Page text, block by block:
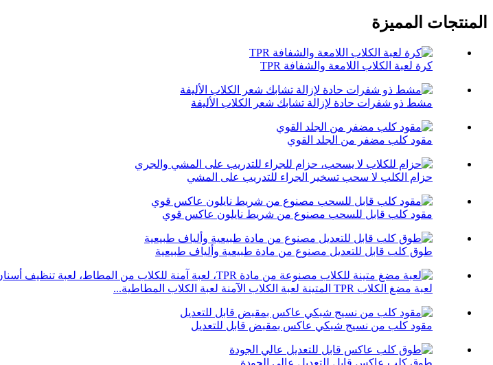
المنتجات المميزة
كرة لعبة الكلاب اللامعة والشفافة TPR
مشط ذو شفرات حادة لإزالة تشابك شعر الكلاب الأليفة
مقود كلب مضفر من الجلد القوي
حزام الكلب لا سحب تسخير الجراء للتدريب على المشي
مقود كلب قابل للسحب مصنوع من شريط نايلون عاكس قوي
طوق كلب قابل للتعديل مصنوع من مادة طبيعية وألياف طبيعية
لعبة مضغ الكلاب TPR المتينة لعبة الكلاب الآمنة لعبة الكلاب المطاطية...
مقود كلب من نسيج شبكي عاكس بمقبض قابل للتعديل